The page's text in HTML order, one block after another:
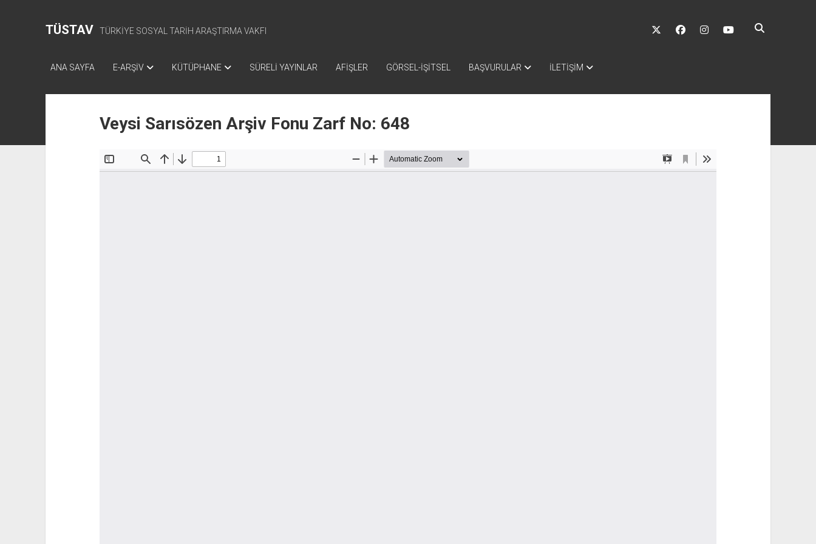
TÜSTAV TÜRKİYE SOSYAL TARİH ARAŞTIRMA VAKFI
twitter facebookinstagramyoutube
ANA SAYFA E-ARŞİV KÜTÜPHANE SÜRELİ YAYINLAR AFİŞLER GÖRSEL-İŞİTSEL BAŞVURULAR İLETİŞİM
Veysi Sarısözen Arşiv Fonu Zarf No: 648